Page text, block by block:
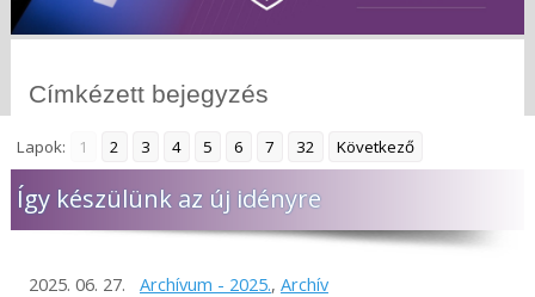
Címkézett bejegyzés
Lapok: 1 2 3 4 5 6 7 32 Következő
Így készülünk az új idényre
2025. 06. 27. Archívum - 2025., Archív